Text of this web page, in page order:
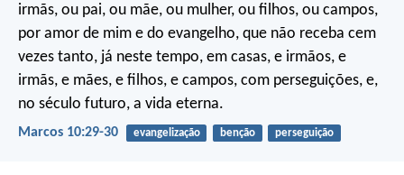
irmãs, ou pai, ou mãe, ou mulher, ou filhos, ou campos,
por amor de mim e do evangelho, que não receba cem
vezes tanto, já neste tempo, em casas, e irmãos, e
irmãs, e mães, e filhos, e campos, com perseguições, e,
no século futuro, a vida eterna.
Marcos 10:29-30 evangelização benção perseguição